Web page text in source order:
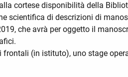
cortese disponibilità della
scientifica di descrizioni di
che avrà per oggetto il
frontali (in istituto), uno stage